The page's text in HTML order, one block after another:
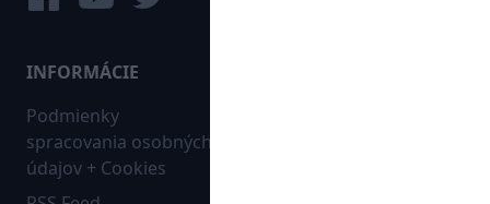
INFORMÁCIE
Podmienky
spracovania osobných
údajov + Cookies